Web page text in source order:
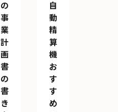
の
事
業
計
画
書
の
書
き
自
動
精
算
機
お
す
す
め